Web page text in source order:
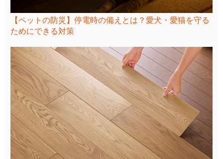
【ペットの防災】停電時の備えとは？愛犬・愛猫を守る
ためにできる対策